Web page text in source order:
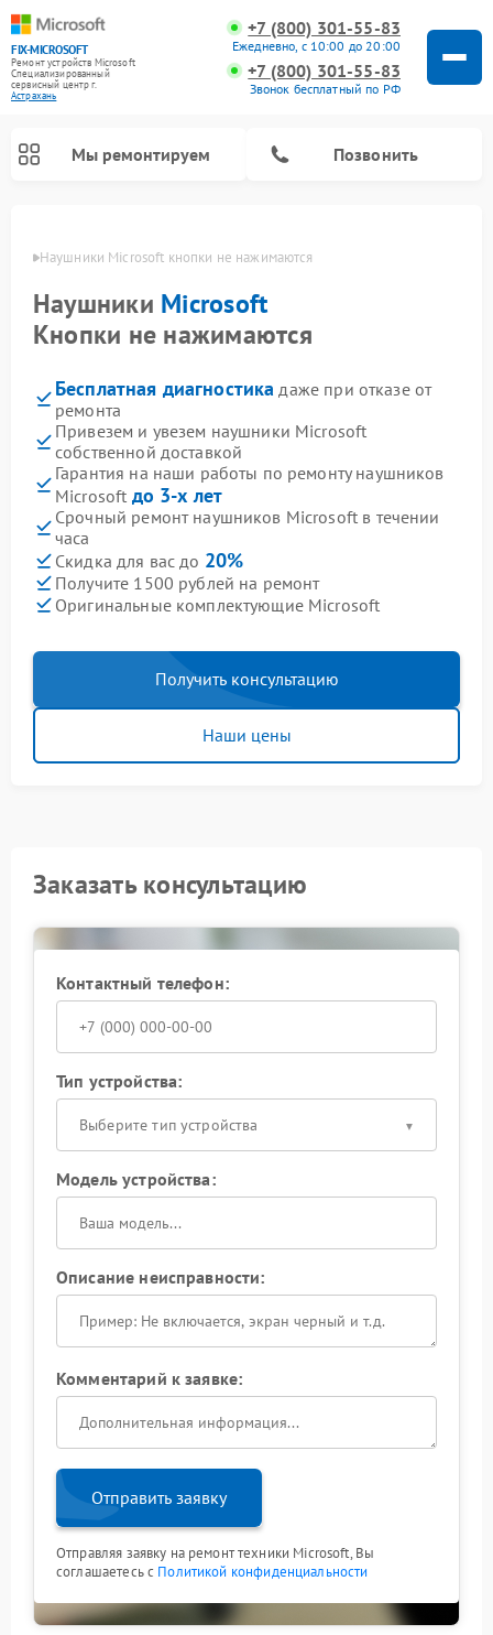
FIX-MICROSOFT
Ремонт устройств Microsoft
Специализированный
cервисный центр г.
Астрахань
+7 (800) 301-55-83
Ежедневно, с 10:00 до 20:00
+7 (800) 301-55-83
Звонок бесплатный по РФ
Мы ремонтируем Позвонить
Наушники Microsoft кнопки не нажимаются
Наушники Microsoft
Кнопки не нажимаются
Бесплатная диагностика даже при отказе от
ремонта
Привезем и увезем наушники Microsoft
собственной доставкой
Гарантия на наши работы по ремонту наушников
Microsoft до 3-х лет
Срочный ремонт наушников Microsoft в течении
часа
Скидка для вас до 20%
Получите 1500 рублей на ремонт
Оригинальные комплектующие Microsoft
Получить консультацию
Наши цены
Заказать консультацию
Контактный телефон:
Тип устройства:
Выберите тип устройства
Модель устройства:
Описание неисправности:
Комментарий к заявке:
Отправить заявку
Отправляя заявку на ремонт техники Microsoft, Вы
соглашаетесь с Политикой конфиденциальности